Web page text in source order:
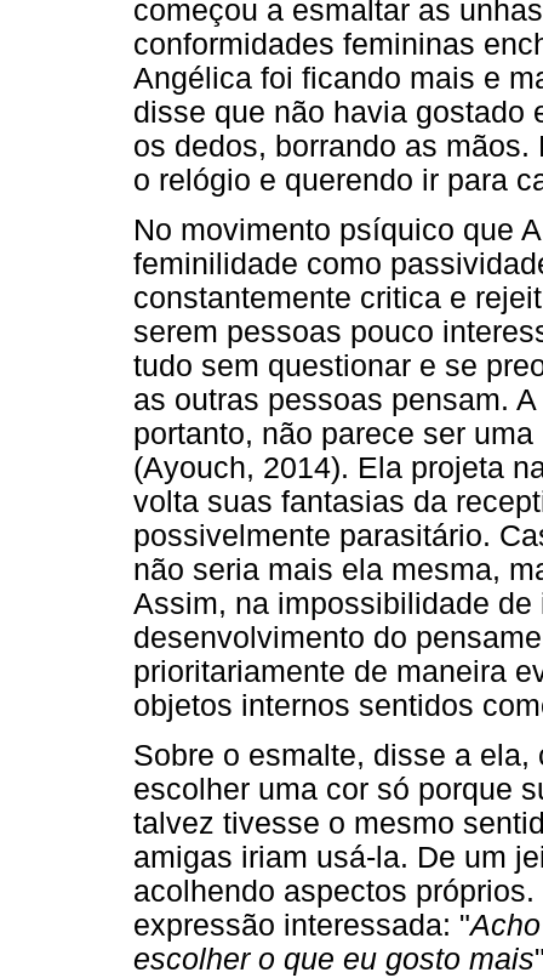
começou a esmaltar as
conformidades femininas
Angélica foi ficando mais e
disse que não havia gostado
os dedos, borrando as
o relógio e querendo ir para
No movimento psíquico que
feminilidade como
constantemente critica e
serem pessoas pouco
tudo sem questionar e se
as outras pessoas pensam.
portanto, não parece ser
(Ayouch, 2014). Ela projeta
volta suas fantasias da
possivelmente parasitário.
não seria mais ela mesma,
Assim, na impossibilidade
desenvolvimento do
prioritariamente de maneira
objetos internos sentidos
Sobre o esmalte, disse a
escolher uma cor só porque
talvez tivesse o mesmo
amigas iriam usá-la. De um
acolhendo aspectos
expressão interessada: "
escolher o que eu gosto mais